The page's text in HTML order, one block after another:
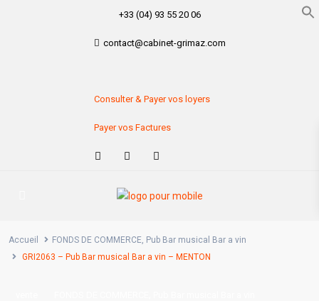
+33 (04) 93 55 20 06
contact@cabinet-grimaz.com
Consulter & Payer vos loyers
Payer vos Factures
Accueil FONDS DE COMMERCE, Pub Bar musical Bar a vin
GRI2063 – Pub Bar musical Bar a vin – MENTON